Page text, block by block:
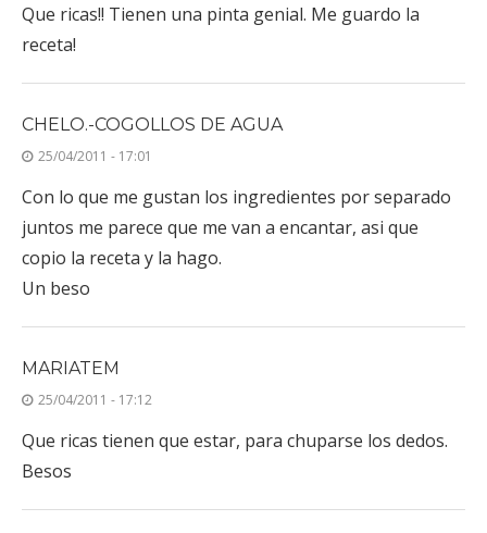
Que ricas!! Tienen una pinta genial. Me guardo la
receta!
CHELO.-COGOLLOS DE AGUA
25/04/2011 - 17:01
Con lo que me gustan los ingredientes por separado
juntos me parece que me van a encantar, asi que
copio la receta y la hago.
Un beso
MARIATEM
25/04/2011 - 17:12
Que ricas tienen que estar, para chuparse los dedos.
Besos